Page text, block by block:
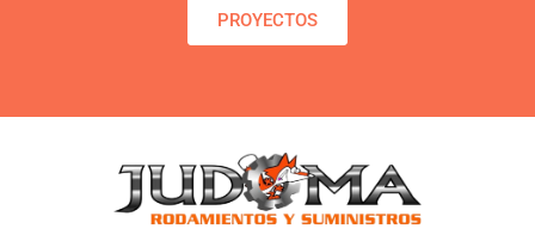
PROYECTOS